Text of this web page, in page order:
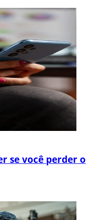
se você perder o